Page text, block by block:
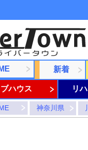
新着
ハウス リ
神奈川県